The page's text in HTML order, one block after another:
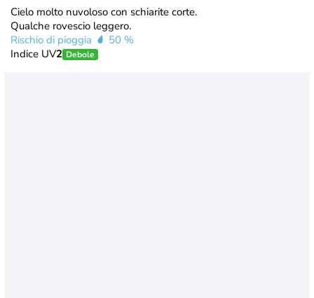
Cielo molto nuvoloso con schiarite corte.
Qualche rovescio leggero.
Rischio di pioggia
50 %
Indice UV2 Debole